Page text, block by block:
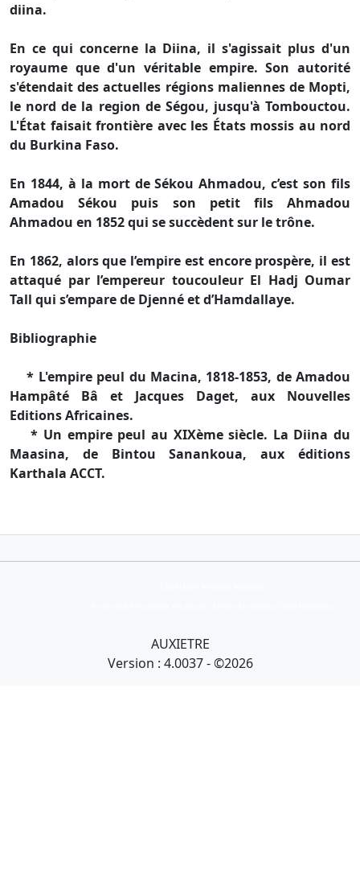
diina.
En ce qui concerne la Diina, il s'agissait plus d'un
royaume que d'un véritable empire. Son autorité
s'étendait des actuelles régions maliennes de Mopti,
le nord de la region de Ségou, jusqu'à Tombouctou.
L'État faisait frontière avec les États mossis au nord
du Burkina Faso.
En 1844, à la mort de Sékou Ahmadou, c’est son fils
Amadou Sékou puis son petit fils Ahmadou
Ahmadou en 1852 qui se succèdent sur le trône.
En 1862, alors que l’empire est encore prospère, il est
attaqué par l’empereur toucouleur El Hadj Oumar
Tall qui s’empare de Djenné et d’Hamdallaye.
Bibliographie
* L'empire peul du Macina, 1818-1853, de Amadou
Hampâté Bâ et Jacques Daget, aux Nouvelles
Editions Africaines.
* Un empire peul au XIXème siècle. La Diina du
Maasina, de Bintou Sanankoua, aux éditions
Karthala ACCT.
AUXIETRE
Version : 4.0037 - ©2026